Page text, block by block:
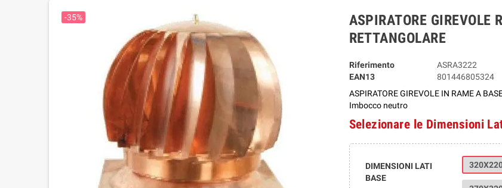
-35%
ASPIRATORE GIREVOLE
RETTANGOLARE
Riferimento
ASRA3222
EAN13
801446805324
ASPIRATORE GIREVOLE IN RAME A
Imbocco neutro
Selezionare le Dimensioni
DIMENSIONI LATI
BASE